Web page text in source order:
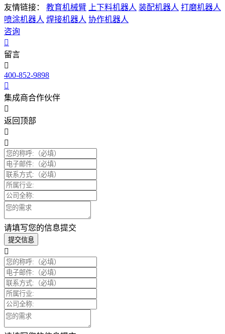
友情链接：
教育机械臂 上下料机器人 装配机器人 打磨机器人
喷涂机器人 焊接机器人 协作机器人
咨询
留言
400-852-9898
集成商合作伙伴
返回顶部
请填写您的信息提交
提交信息